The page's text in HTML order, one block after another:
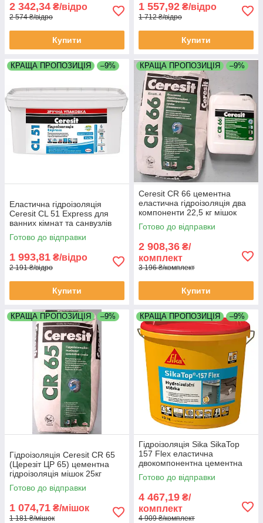
2 342,34 ₴/відро
2 574 ₴/відро
Купити
1 557,92 ₴/відро
1 712 ₴/відро
Купити
КРАЩА ПРОПОЗИЦІЯ –9%
Еластична гідроізоляція
Ceresit CL 51 Express для
ванних кімнат та санвузлів
відро 7 кг
Готово до відправки
1 993,81 ₴/відро
2 191 ₴/відро
Купити
КРАЩА ПРОПОЗИЦІЯ –9%
Ceresit CR 66 цементна
еластична гідроізоляція два
компоненти 22,5 кг мішок
каністра
Готово до відправки
2 908,36 ₴/
комплект
3 196 ₴/комплект
Купити
КРАЩА ПРОПОЗИЦІЯ –9%
Гідроізоляція Ceresit CR 65
(Церезіт ЦР 65) цементна
гідроізоляція мішок 25кг
Готово до відправки
1 074,71 ₴/мішок
1 181 ₴/мішок
КРАЩА ПРОПОЗИЦІЯ –9%
Гідроізоляція Sika SikaTop
157 Flex еластична
двокомпонентна цементна
комплект 20 кг
Готово до відправки
4 467,19 ₴/
комплект
4 909 ₴/комплект